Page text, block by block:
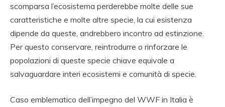
scomparsa l’ecosistema perderebbe molte delle sue
caratteristiche e molte altre specie, la cui esistenza
dipende da queste, andrebbero incontro ad estinzione.
Per questo conservare, reintrodurre o rinforzare le
popolazioni di queste specie chiave equivale a
salvaguardare interi ecosistemi e comunità di specie.
Caso emblematico dell’impegno del WWF in Italia è